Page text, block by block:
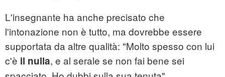
L'insegnante ha anche precisato che
l'intonazione non è tutto, ma dovrebbe essere
supportata da altre qualità: "Molto spesso con lui
c'è il nulla, e al serale se non fai bene sei